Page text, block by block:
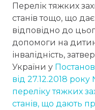
Перелік тяжких
станів тощо, що
відповідно до
допомоги на
інвалідність,
України у
від 27.12.2018
переліку тяжких
станів, що дають